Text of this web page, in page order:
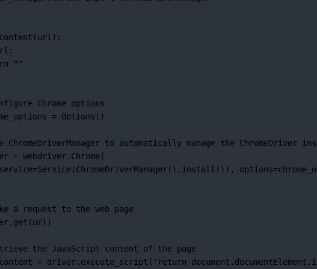
(url):
""
Chrome options
= Options()
ChromeDriverManager to automatically manage the ChromeDriver
= webdriver.Chrome(
service=Service(ChromeDriverManager().install()), options=
a request to the web page
the JavaScript content of the page
= driver.execute_script( "return